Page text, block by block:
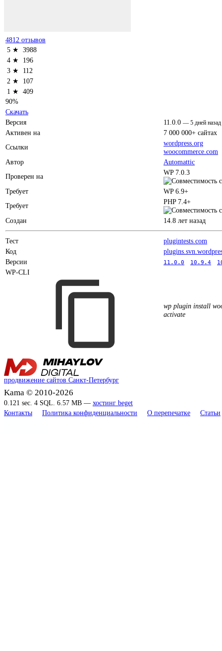
4812 отзывов
5 ★ 3988
4 ★
196
3 ★
112
2 ★
107
1 ★ 409
90%
Скачать
Версия
11.0.0 — 5 дней назад
Активен на
7 000 000+ сайтах
Ссылки
wordpress.org
woocommerce.com
Автор
Automattic
Проверен на
WP 7.0.3
Требует
WP 6.9+
Требует
PHP 7.4+
Создан 14.8 лет назад
Тест
plugintests.com
Код
Версии
11.0.0 10.9.4
WP-CLI
wp plugin install
activate
продвижение сайтов Санкт-Петербург
Kama © 2010-2026
0.121 sec. 4 SQL. 6.57 MB — хостинг beget
Контакты
Политика конфиденциальности О перепечатке Статьи